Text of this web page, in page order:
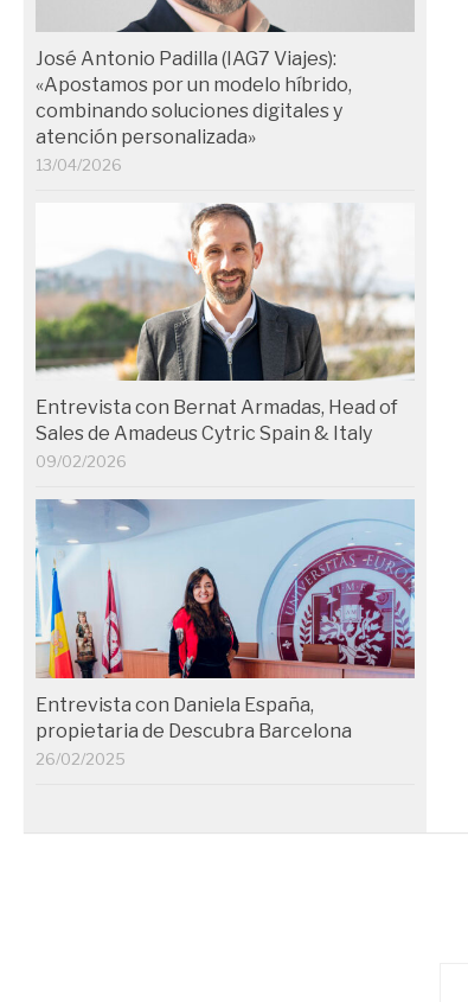
José Antonio Padilla (IAG7 Viajes):
«Apostamos por un modelo híbrido,
combinando soluciones digitales y
atención personalizada»
13/04/2026
Entrevista con Bernat Armadas, Head of
Sales de Amadeus Cytric Spain & Italy
09/02/2026
Entrevista con Daniela España,
propietaria de Descubra Barcelona
26/02/2025